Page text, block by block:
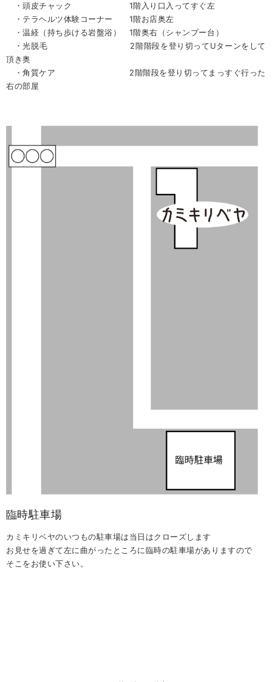
・頭皮チャック 1階入り口入ってすぐ左
・テラヘルツ体験コーナー 1階お店奥左
・温経（持ち歩ける岩盤浴） 1階奥右（シャンプー台）
・光脱毛 2階階段を登り切ってUターンをして
頂き奥
・角質ケア 2階階段を登り切ってまっすぐ行った
右の部屋
臨時駐車場
カミキリベヤのいつもの駐車場は当日はクローズします
お見せを過ぎて左に曲がったところに臨時の駐車場がありますので
そこをお使い下さい。